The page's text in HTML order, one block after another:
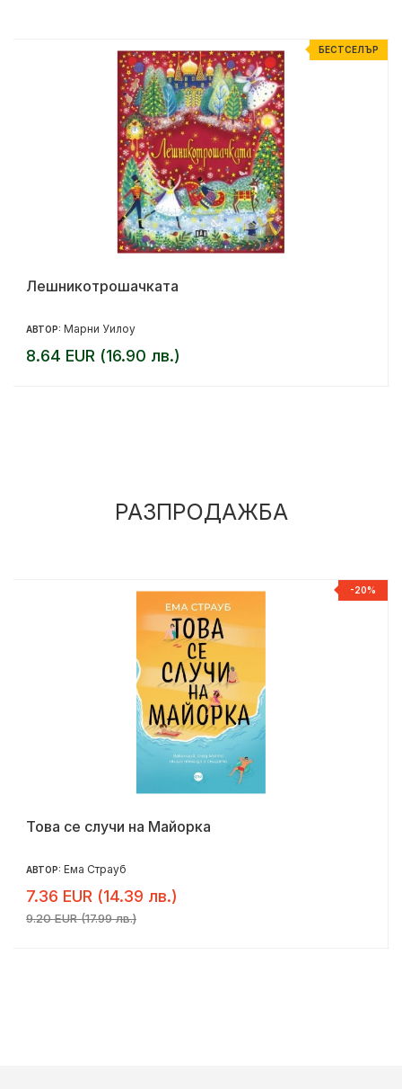
БЕСТСЕЛЪР
Лешникотрошачката
АВТОР: Марни Уилоу
8.64 EUR (16.90 лв.)
РАЗПРОДАЖБА
-20%
Това се случи на Майорка
АВТОР: Ема Страуб
7.36 EUR (14.39 лв.)
9.20 EUR (17.99 лв.)